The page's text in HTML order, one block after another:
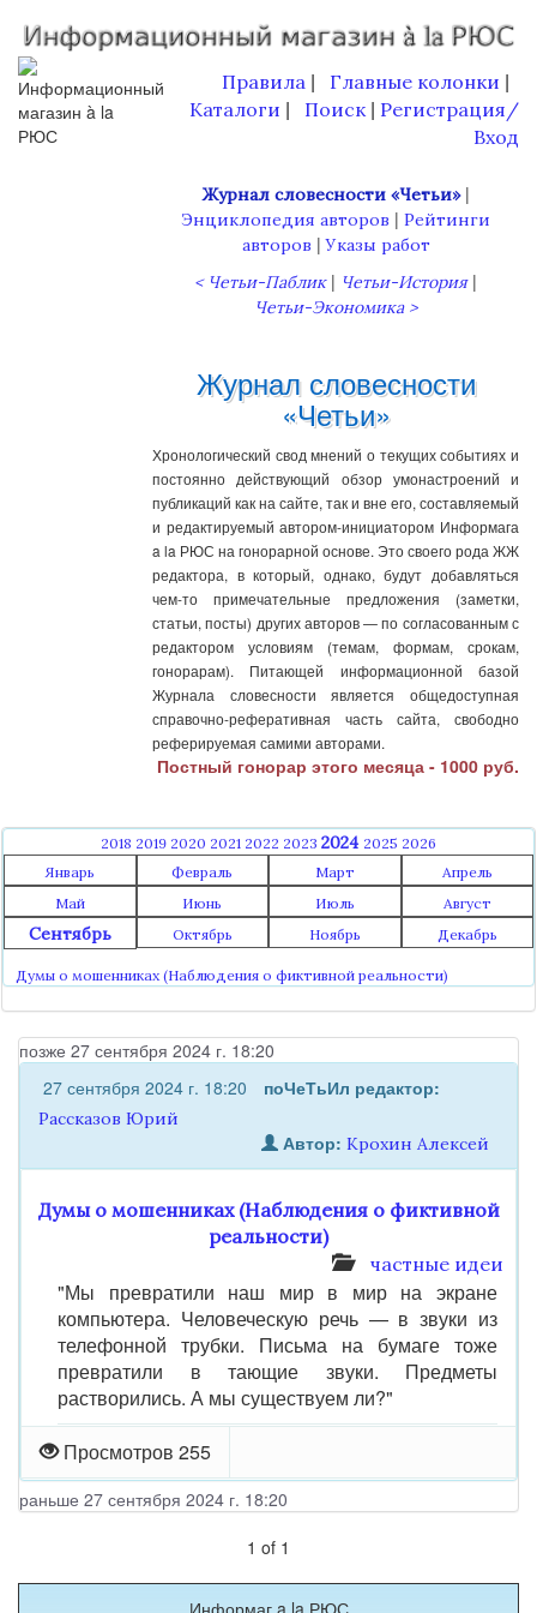
Правила Главные колонки
Каталоги Поиск
Регистрация/
Вход
Журнал словесности «Четьи»|
Энциклопедия авторов | Рейтинги
авторов |Указы работ
< Четьи-Паблик| Четьи-История|
Четьи-Экономика >
Журнал словесности
«Четьи»
Хронологический свод мнений о текущих событиях и
постоянно действующий обзор умонастроений и
публикаций как на сайте, так и вне его, составляемый
и редактируемый автором-инициатором Информага
a la РЮС на гонорарной основе. Это своего рода ЖЖ
редактора, в который, однако, будут добавляться
чем-то примечательные предложения (заметки,
статьи, посты) других авторов — по согласованным с
редактором условиям (темам, формам, срокам,
гонорарам). Питающей информационной базой
Журнала словесности является общедоступная
справочно-реферативная часть сайта, свободно
реферируемая самими авторами.
Постный гонорар этого месяца - 1000 руб.
2018 2019 2020 2021 2022 2023 2024 2025 2026
Январь
Февраль Март
Апрель
Май
Июнь Июль Август
Сентябрь Октябрь Ноябрь Декабрь
Думы о мошенниках (Наблюдения о фиктивной реальности)
позже 27 сентября 2024 г. 18:20
27 сентября 2024 г. 18:20
поЧеТьИл редактор:
Рассказов Юрий
Автор: Крохин Алексей
Думы о мошенниках (Наблюдения о фиктивной
реальности)
частные идеи
"Мы превратили наш мир в мир на экране
компьютера. Человеческую речь — в звуки из
телефонной трубки. Письма на бумаге тоже
превратили в тающие звуки. Предметы
растворились. А мы существуем ли?"
Просмотров 255
раньше 27 сентября 2024 г. 18:20
1 of 1
Информаг a la РЮС